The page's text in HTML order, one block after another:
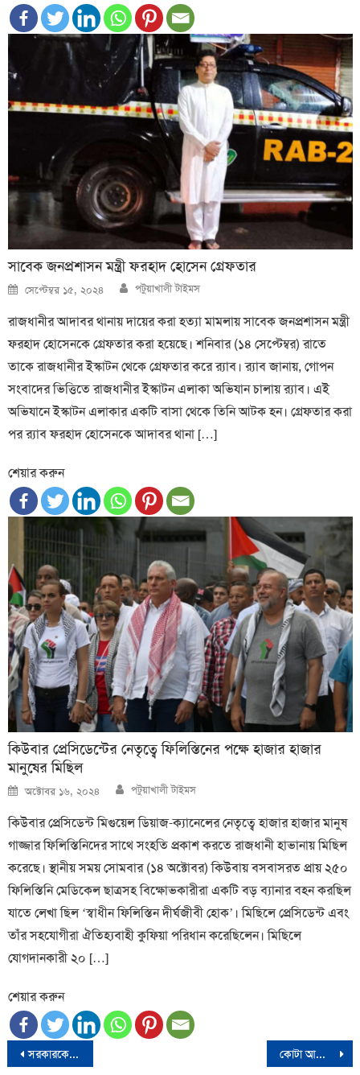
সাবেক জনপ্রশাসন মন্ত্রী ফরহাদ হোসেন গ্রেফতার
Posted
on
সেপ্টেম্বর ১৫, ২০২৪ Author
পটুয়াখালী টাইমস
রাজধানীর আদাবর থানায় দায়ের করা হত্যা মামলায় সাবেক জনপ্রশাসন মন্ত্রী
ফরহাদ হোসেনকে গ্রেফতার করা হয়েছে। শনিবার (১৪ সেপ্টেম্বর) রাতে
তাকে রাজধানীর ইস্কাটন থেকে গ্রেফতার করে র‍্যাব। র‍্যাব জানায়, গোপন
সংবাদের ভিত্তিতে রাজধানীর ইস্কাটন এলাকা অভিযান চালায় র‍্যাব। এই
অভিযানে ইস্কাটন এলাকার একটি বাসা থেকে তিনি আটক হন। গ্রেফতার করা
পর র‍্যাব ফরহাদ হোসেনকে আদাবর থানা […]
শেয়ার করুন
কিউবার প্রেসিডেন্টের নেতৃত্বে ফিলিস্তিনের পক্ষে হাজার হাজার
মানুষের মিছিল
Posted
on
অক্টোবর ১৬, ২০২৪ Author
পটুয়াখালী টাইমস
কিউবার প্রেসিডেন্ট মিগুয়েল ডিয়াজ-ক্যানেলের নেতৃত্বে হাজার হাজার মানুষ
গাজ্জার ফিলিস্তিনিদের সাথে সংহতি প্রকাশ করতে রাজধানী হাভানায় মিছিল
করেছে। স্থানীয় সময় সোমবার (১৪ অক্টোবর) কিউবায় বসবাসরত প্রায় ২৫০
ফিলিস্তিনি মেডিকেল ছাত্রসহ বিক্ষোভকারীরা একটি বড় ব্যানার বহন করছিল
যাতে লেখা ছিল ‘স্বাধীন ফিলিস্তিন দীর্ঘজীবী হোক’। মিছিলে প্রেসিডেন্ট এবং
তাঁর সহযোগীরা ঐতিহ্যবাহী কুফিয়া পরিধান করেছিলেন। মিছিলে
যোগদানকারী ২০ […]
শেয়ার করুন
Post
সরকারকে ২৪ ঘণ্টার আল্টিমেটাম দিল বৈষম্যবিরোধী ছাত্র আন্দোলনের দুইজন সমন্বয়ক কোটা আন্দোলনকে ঘিরে ঢাকা মেডিকেলে ৭৯ জনের মৃত্যু